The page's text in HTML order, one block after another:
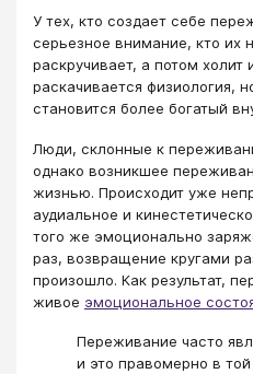
У тех, кто создает себе
серьезное внимание, кто их
раскручивает, а потом
раскачивается физиология,
становится более богатый
Люди, склонные к
однако возникшее
жизнью. Происходит уже
аудиальное и
того же эмоционально
раз, возвращение кругами
произошло. Как результат,
живое эмоциональное
Переживание часто
и это правомерно в